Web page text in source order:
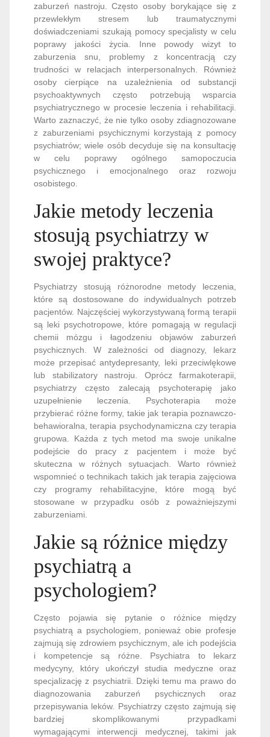
zaburzeń nastroju. Często osoby borykające się z
przewlekłym stresem lub traumatycznymi
doświadczeniami szukają pomocy specjalisty w celu
poprawy jakości życia. Inne powody wizyt to
zaburzenia snu, problemy z koncentracją czy
trudności w relacjach interpersonalnych. Również
osoby cierpiące na uzależnienia od substancji
psychoaktywnych często potrzebują wsparcia
psychiatrycznego w procesie leczenia i rehabilitacji.
Warto zaznaczyć, że nie tylko osoby zdiagnozowane
z zaburzeniami psychicznymi korzystają z pomocy
psychiatrów; wiele osób decyduje się na konsultację
w celu poprawy ogólnego samopoczucia
psychicznego i emocjonalnego oraz rozwoju
osobistego.
Jakie metody leczenia
stosują psychiatrzy w
swojej praktyce?
Psychiatrzy stosują różnorodne metody leczenia,
które są dostosowane do indywidualnych potrzeb
pacjentów. Najczęściej wykorzystywaną formą terapii
są leki psychotropowe, które pomagają w regulacji
chemii mózgu i łagodzeniu objawów zaburzeń
psychicznych. W zależności od diagnozy, lekarz
może przepisać antydepresanty, leki przeciwlękowe
lub stabilizatory nastroju. Oprócz farmakoterapii,
psychiatrzy często zalecają psychoterapię jako
uzupełnienie leczenia. Psychoterapia może
przybierać różne formy, takie jak terapia poznawczo-
behawioralna, terapia psychodynamiczna czy terapia
grupowa. Każda z tych metod ma swoje unikalne
podejście do pracy z pacjentem i może być
skuteczna w różnych sytuacjach. Warto również
wspomnieć o technikach takich jak terapia zajęciowa
czy programy rehabilitacyjne, które mogą być
stosowane w przypadku osób z poważniejszymi
zaburzeniami.
Jakie są różnice między
psychiatrą a
psychologiem?
Często pojawia się pytanie o różnice między
psychiatrą a psychologiem, ponieważ obie profesje
zajmują się zdrowiem psychicznym, ale ich podejścia
i kompetencje są różne. Psychiatra to lekarz
medycyny, który ukończył studia medyczne oraz
specjalizację z psychiatrii. Dzięki temu ma prawo do
diagnozowania zaburzeń psychicznych oraz
przepisywania leków. Psychiatrzy często zajmują się
bardziej skomplikowanymi przypadkami
wymagającymi interwencji medycznej, takimi jak